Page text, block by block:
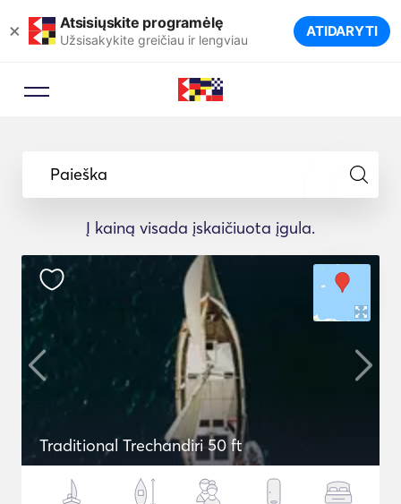
× Atsisiųskite programėlę
Užsisakykite greičiau ir lengviau ATIDARYTI
Paieška
Į kainą visada įskaičiuota įgula.
Traditional Trechandiri 50 ft